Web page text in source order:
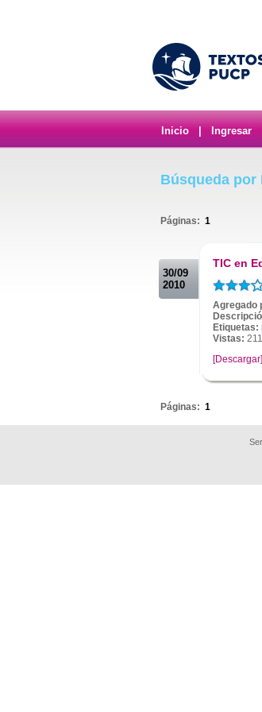
Inicio Ingresar
Búsqueda
Páginas: 1
30/09
2010
TIC en
Agregado
Etiquetas:
Vistas:
[Descargar]
Páginas: 1